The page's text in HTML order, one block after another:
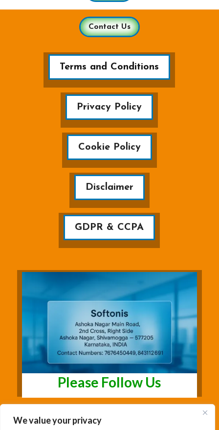
We value your privacy
Contact Us
Terms and Conditions
Privacy Policy
Cookie Policy
Disclaimer
GDPR & CCPA
Please Follow Us